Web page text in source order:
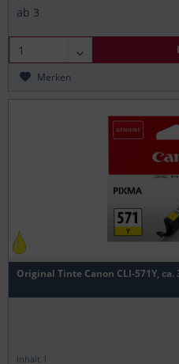
ab 3
Merken
Original Tinte Canon CLI-571Y, ca.
Inhalt 1